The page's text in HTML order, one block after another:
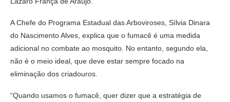
A Chefe do Programa Estadual das Arboviroses, Sílvia Dinara
do Nascimento Alves, explica que o fumacê é uma medida
adicional no combate ao mosquito. No entanto, segundo ela,
não é o meio ideal, que deve estar sempre focado na
eliminação dos criadouros.
“Quando usamos o fumacê, quer dizer que a estratégia de